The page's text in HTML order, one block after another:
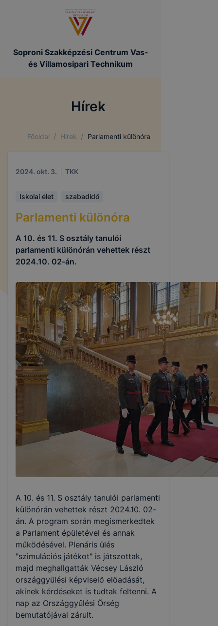
Soproni Szakképzési Centrum Vas-
és Villamosipari Technikum
Hírek
Főoldal / Hírek / Parlamenti különóra
2024. okt. 3. TKK
Iskolai élet szabadidő
Parlamenti különóra
A 10. és 11. S osztály tanulói
parlamenti különórán vehettek részt
2024.10. 02-án.
A 10. és 11. S osztály tanulói parlamenti
különórán vehettek részt 2024.10. 02-
án. A program során megismerkedtek
a Parlament épületével és annak
működésével. Plenáris ülés
"szimulációs játékot" is játszottak,
majd meghallgatták Vécsey László
országgyűlési képviselő előadását,
akinek kérdéseket is tudtak feltenni. A
nap az Országgyűlési Őrség
bemutatójával zárult.